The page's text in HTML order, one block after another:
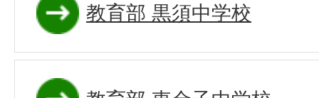
教育部 黒須中学校